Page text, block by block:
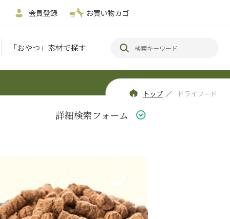
会員登録 お買い物カゴ
「おやつ」素材で探す
トップ ／ ドライフード
詳細検索フォーム